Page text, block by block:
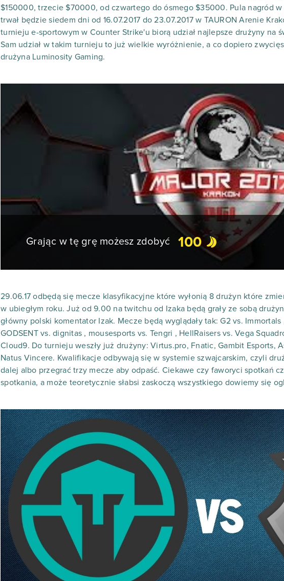
$150000, trzecie $70000, od czwartego do ósmego $35000. Pula nagród
trwał będzie siedem dni od 16.07.2017 do 23.07.2017 w TAURON Arenie
turnieju e-sportowym w Counter Strike'u biorą udział najlepsze drużyny na
Sam udział w takim turnieju to już wielkie wyróżnienie, a co dopiero
drużyna Luminosity Gaming.
Grając w tę grę możesz zdobyć 100
29.06.17 odbędą się mecze klasyfikacyjne które wyłonią 8 drużyn które
w ubiegłym roku. Już od 9.00 na twitchu od Izaka będą grały ze sobą
główny polski komentator Izak. Mecze będą wyglądały tak: G2 vs. Immortals
GODSENT vs. dignitas , mousesports vs. Tengri , HellRaisers vs. Vega
Cloud9. Do turnieju weszły już drużyny: Virtus.pro, Fnatic, Gambit Esports,
Natus Vincere. Kwalifikacje odbywają się w systemie szwajcarskim, czyli
dalej albo przegrać trzy mecze aby odpaść. Ciekawe czy faworyci spotkań
spotkania, a może teoretycznie słabsi zaskoczą wszystkiego dowiemy się